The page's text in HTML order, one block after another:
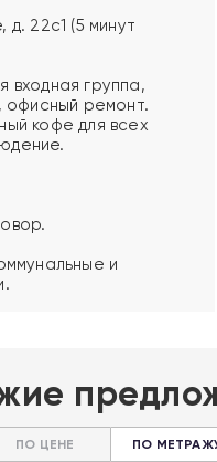
22с1 (5 минут
входная группа,
офисный ремонт.
кофе для всех
и
ПО ЦЕНЕ ПО